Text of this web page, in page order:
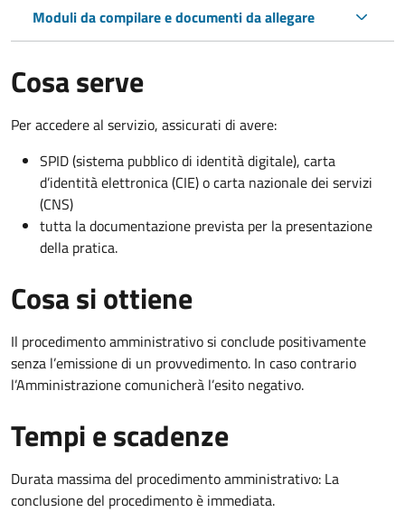
Moduli da compilare e documenti da allegare
Cosa serve
Per accedere al servizio, assicurati di avere:
SPID (sistema pubblico di identità digitale), carta
d’identità elettronica (CIE) o carta nazionale dei servizi
(CNS)
tutta la documentazione prevista per la presentazione
della pratica.
Cosa si ottiene
Il procedimento amministrativo si conclude positivamente
senza l’emissione di un provvedimento. In caso contrario
l’Amministrazione comunicherà l’esito negativo.
Tempi e scadenze
Durata massima del procedimento amministrativo: La
conclusione del procedimento è immediata.